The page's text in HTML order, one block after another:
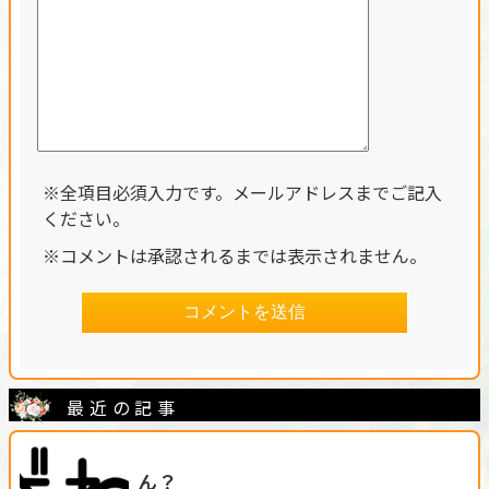
※全項目必須入力です。メールアドレスまでご記入
ください。
※コメントは承認されるまでは表示されません。
最近の記事
ん？